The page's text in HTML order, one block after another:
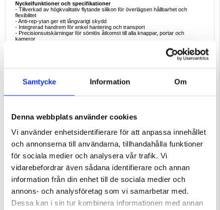
Samtycke Information Om
Denna webbplats använder cookies
Vi använder enhetsidentifierare för att anpassa innehållet
och annonserna till användarna, tillhandahålla funktioner
för sociala medier och analysera vår trafik. Vi
vidarebefordrar även sådana identifierare och annan
information från din enhet till de sociala medier och
annons- och analysföretag som vi samarbetar med.
Dessa kan i sin tur kombinera informationen med annan
Nyckelfunktioner och specifikationer
- Tillverkad av högkvalitativ flytande silikon för överlägsen hållbarhet och
flexibilitet
- Anti-rep-ytan ger ett långvarigt skydd
- Integrerad handrem för enkel hantering och transport
- Precisionsutskärningar för sömlös åtkomst till alla knappar, portar och
kameror
- Perfekt för dig som vill skydda din Honor X5c, X5c Plus, Play10A från repor
och fall samtidigt som du behåller en tunn och snygg profil.
- Kombinerar praktisk funktionalitet med elegant design och skyddar din telefon
samtidigt som den är snygg.
- Det mjuka, flytande silikonmaterialet ger ett bekvämt grepp och extra skydd.
- Enkel åtkomst till alla funktioner på din enhet utan att ta bort fodralet.
- Handremmen ger extra bekvämlighet, vilket gör det perfekt för människor på
resande fot.
Intressanta fakta
- Silikonskal är inte bara hållbara utan också miljövänliga och erbjuder en
hållbar lösning jämfört med andra material.
- Silikonfodral används ofta för sina stötdämpande egenskaper, vilket gör dem
till ett förstahandsval för dem som söker både stil och skydd.
Kompatibilitet: Honor X5c, Honor X5c Plus, Honor Play10A
Förpackning: Bulk